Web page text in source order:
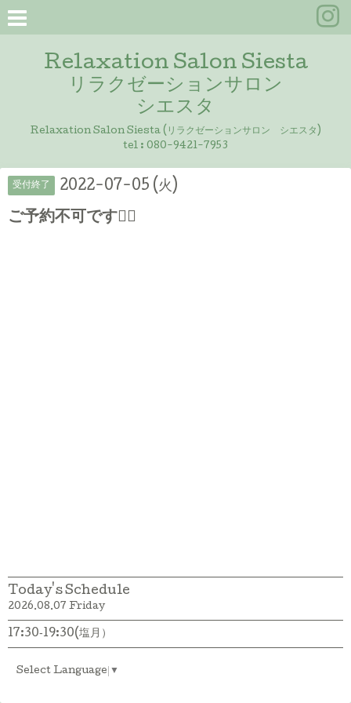
Relaxation Salon Siesta
リラクゼーションサロン
シエスタ
Relaxation Salon Siesta (リラクゼーションサロン シエスタ)
tel : 080-9421-7953
受付終了 2022-07-05 (火)
ご予約不可です🙇‍♀️
Today's Schedule
2026.08.07 Friday
17:30‐19:30(塩月）
Select Language ▼